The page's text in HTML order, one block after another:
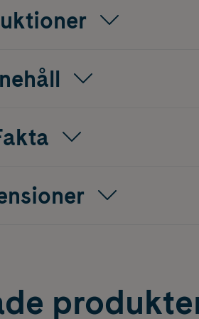
Asiatica-extrakt, återfuktande
som vill att hudvårdsprodukternas
tills det har absorberats helt,
hud eller för första gångs användare
har högsta mängden